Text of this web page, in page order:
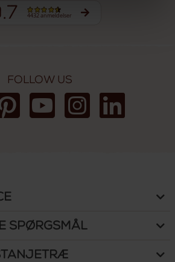
4432 anmeldelser
Follow us
spørgsmål